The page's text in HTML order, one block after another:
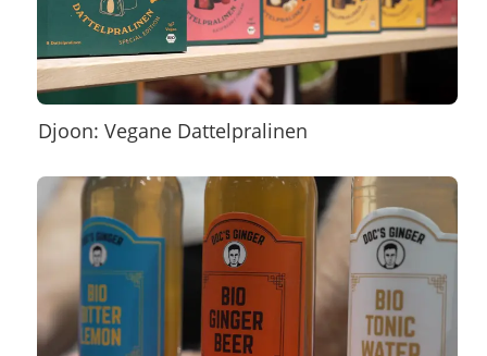
Djoon: Vegane Dattelpralinen